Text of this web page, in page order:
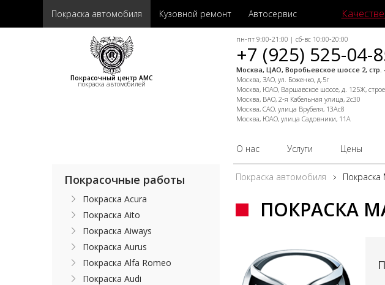
Покраска автомобиля Кузовной ремонт Автосервис
Покрасочный центр АМС
покраска автомобилей
пн-пт 9:00-21:00 | сб-вс 10:00-20:00
+7 (925) 525-04-
Москва, ЦАО, Воробьевское шоссе 2, стр.
Москва, ЗАО, ул. Боженко, д.5г
Москва, ЮАО, Варшавское шоссе, д. 125Ж,
Москва, ВАО, 2-я Кабельная улица, 2с30
Москва, САО, улица Врубеля, 13Ас8
Москва, ЮАО, улица Садовники, 11А
О нас Услуги Цены
Покраска автомобиля Покраска
ПОКРАСКА
Покрасочные работы
Покраска Acura
Покраска Aito
Покраска Aiways
Покраска Aurus
Покраска Alfa Romeo
Покраска Audi